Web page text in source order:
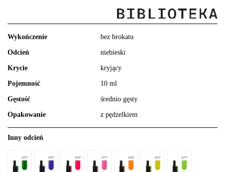
Wykończenie bez brokatu
Odcień niebieski
Krycie kryjący
Pojemność 10 ml
Gęstość średnio gęsty
Opakowanie z pędzelkiem
Inny odcień